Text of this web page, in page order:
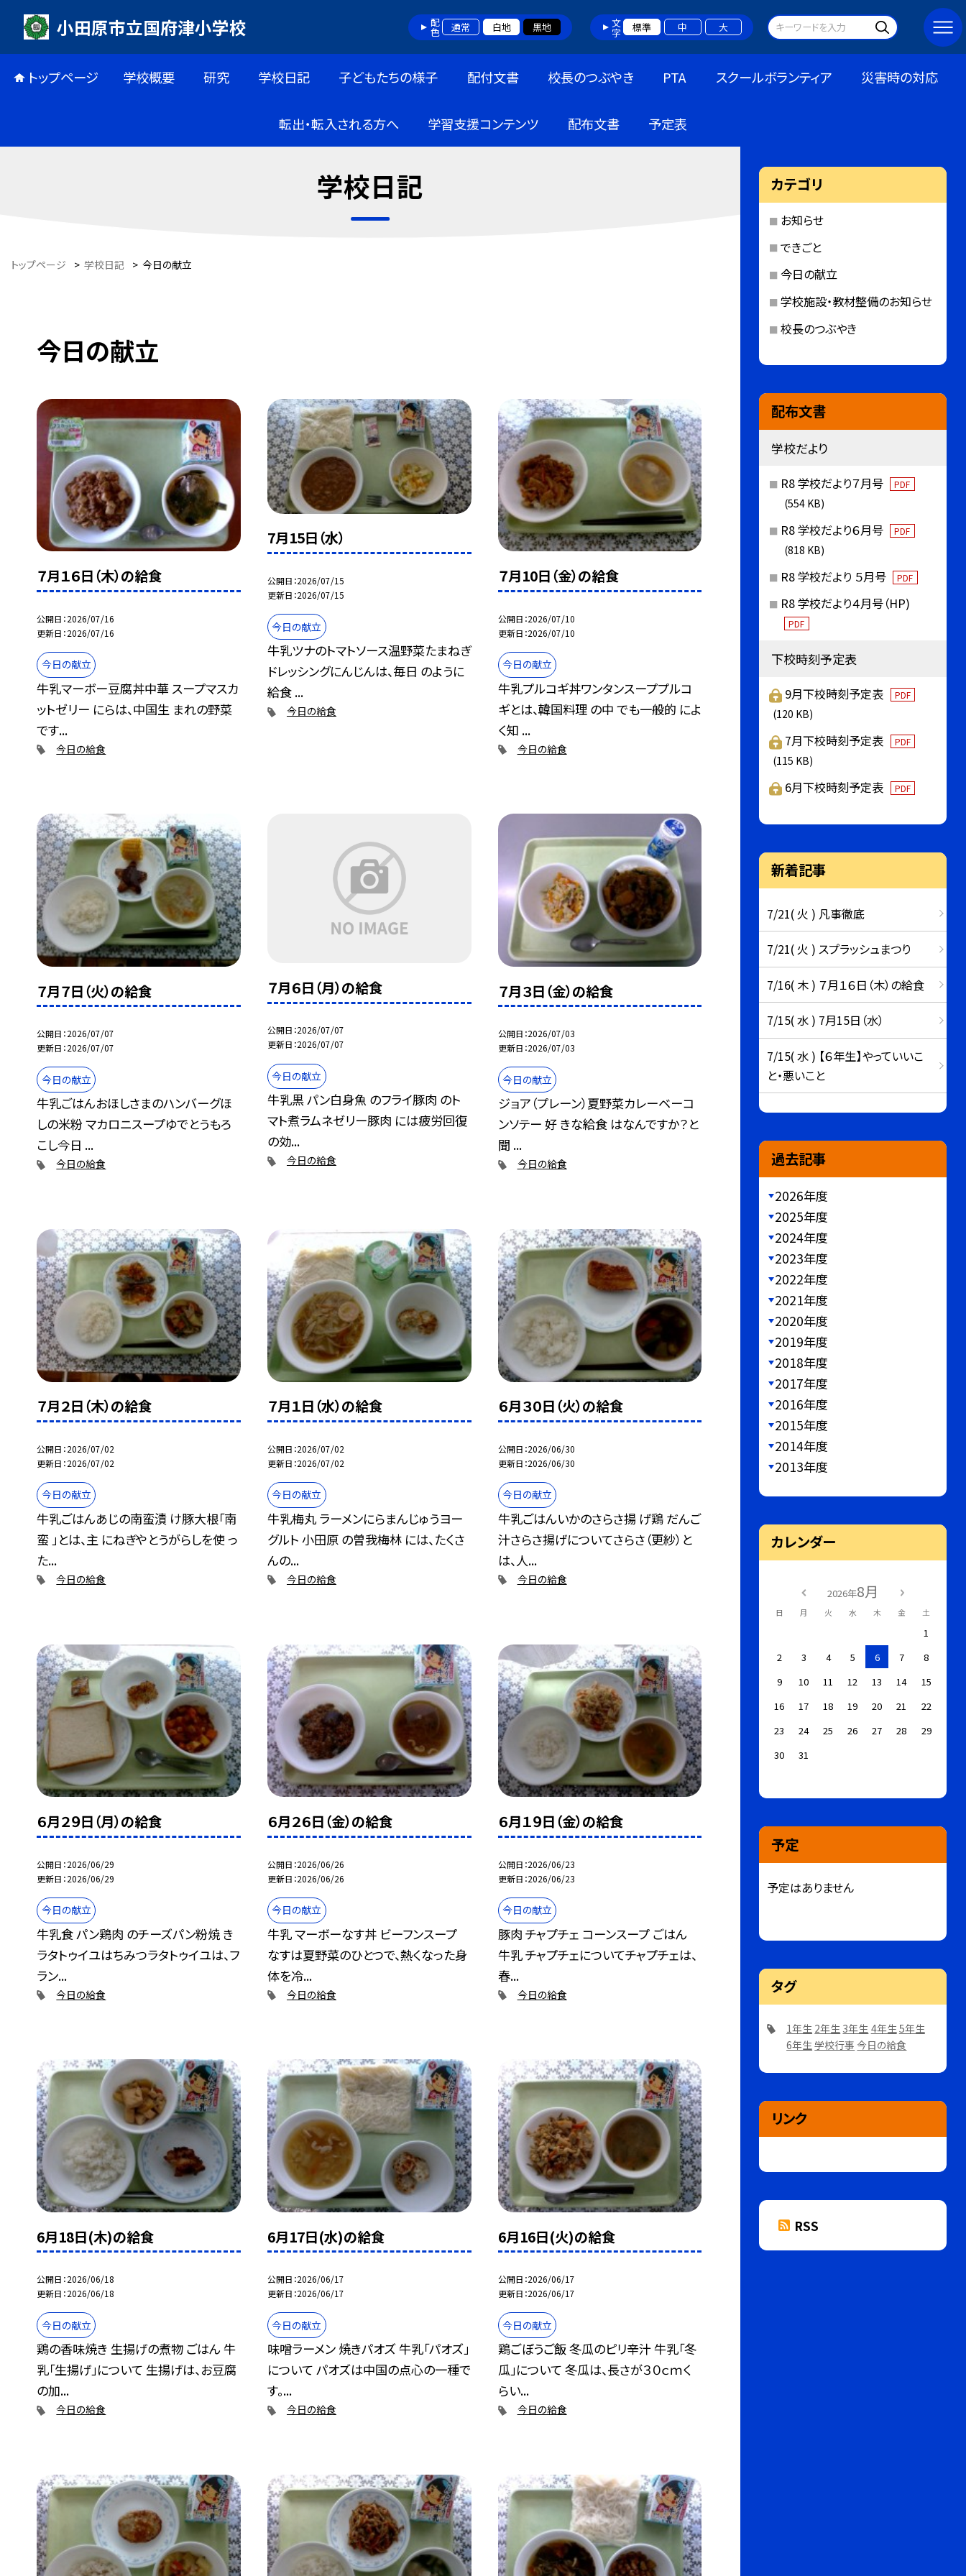
小田原市立国府津小学校 配色 通常 白地 黒地 文字 標準 中 大
トップページ 学校概要 研究 学校日記 子どもたちの様子 配付文書 校長のつぶやき PTA スクールボランティア 災害時の対応
転出・転入される方へ 学習支援コンテンツ 配布文書 予定表
学校日記
トップページ > 学校日記 > 今日の献立
今日の献立
７月１６日（木）の給食
公開日 2026/07/16
更新日 2026/07/16
今日の献立
牛乳マーボー豆腐丼中華 スープマスカ
ットゼリー にらは、中国生 まれの野菜
です...
今日の給食
7月15日（水）
公開日 2026/07/15
更新日 2026/07/15
今日の献立
牛乳ツナのトマトソース温野菜たまねぎ
ドレッシングにんじんは、毎日 のように
給食 ...
今日の給食
７月10日（金）の給食
公開日 2026/07/10
更新日 2026/07/10
今日の献立
牛乳プルコギ丼ワンタンスーププルコ
ギとは、韓国料理 の中 でも一般的 によ
く知 ...
今日の給食
７月７日（火）の給食
公開日 2026/07/07
更新日 2026/07/07
今日の献立
牛乳ごはんおほしさまのハンバーグほ
しの米粉 マカロニスープゆでとうもろ
こし今日 ...
今日の給食
７月６日（月）の給食
公開日 2026/07/07
更新日 2026/07/07
今日の献立
牛乳黒 パン白身魚 のフライ豚肉 のト
マト煮ラムネゼリー豚肉 には疲労回復
の効...
今日の給食
７月３日（金）の給食
公開日 2026/07/03
更新日 2026/07/03
今日の献立
ジョア（プレーン）夏野菜カレーベーコ
ンソテー 好 きな給食 はなんですか？と
聞 ...
今日の給食
７月２日（木）の給食
公開日 2026/07/02
更新日 2026/07/02
今日の献立
牛乳ごはんあじの南蛮漬 け豚大根「南
蛮 」とは、主 にねぎやとうがらしを使 っ
た...
今日の給食
７月１日（水）の給食
公開日 2026/07/02
更新日 2026/07/02
今日の献立
牛乳梅丸 ラーメンにらまんじゅうヨー
グルト 小田原 の曽我梅林 には、たくさ
んの...
今日の給食
６月３０日（火）の給食
公開日 2026/06/30
更新日 2026/06/30
今日の献立
牛乳ごはんいかのさらさ揚 げ鶏 だんご
汁さらさ揚げについてさらさ（更紗）と
は、人...
今日の給食
６月２９日（月）の給食
公開日 2026/06/29
更新日 2026/06/29
今日の献立
牛乳食 パン鶏肉 のチーズパン粉焼 き
ラタトゥイユはちみつラタトゥイユは、フ
ラン...
今日の給食
６月２６日（金）の給食
公開日 2026/06/26
更新日 2026/06/26
今日の献立
牛乳 マーボーなす丼 ビーフンスープ
なすは夏野菜のひとつで、熱くなった身
体を冷...
今日の給食
６月１９日（金）の給食
公開日 2026/06/23
更新日 2026/06/23
今日の献立
豚肉 チャプチェ コーンスープ ごはん
牛乳 チャプチェについてチャプチェは、
春...
今日の給食
6月18日(木)の給食
公開日 2026/06/18
更新日 2026/06/18
今日の献立
鶏の香味焼き 生揚げの煮物 ごはん 牛
乳「生揚げ」について 生揚げは、お豆腐
の加...
今日の給食
6月17日(水)の給食
公開日 2026/06/17
更新日 2026/06/17
今日の献立
味噌ラーメン 焼きパオズ 牛乳「パオズ」
について パオズは中国の点心の一種で
す。...
今日の給食
6月16日(火)の給食
公開日 2026/06/17
更新日 2026/06/17
今日の献立
鶏ごぼうご飯 冬瓜のピリ辛汁 牛乳「冬
瓜」について 冬瓜は、長さが３０ｃｍく
らい...
今日の給食
カテゴリ
お知らせ
できごと
今日の献立
学校施設・教材整備のお知らせ
校長のつぶやき
配布文書
学校だより
R8 学校だより７月号 PDF
(554 KB)
R8 学校だより６月号 PDF
(818 KB)
R8 学校だより ５月号 PDF
R8 学校だより４月号（HP)
PDF
下校時刻予定表
9月下校時刻予定表 PDF
(120 KB)
7月下校時刻予定表 PDF
(115 KB)
6月下校時刻予定表 PDF
新着記事
7/21( 火 ) 凡事徹底
7/21( 火 ) スプラッシュまつり
7/16( 木 ) ７月１６日（木）の給食
7/15( 水 ) 7月15日（水）
7/15( 水 ) 【６年生】やっていいこ
と・悪いこと
過去記事
2026年度
2025年度
2024年度
2023年度
2022年度
2021年度
2020年度
2019年度
2018年度
2017年度
2016年度
2015年度
2014年度
2013年度
カレンダー
2026年8月
日 月 火 水 木 金 土
1
2
3 4 5 6 7
8
9
10 11 12 13 14
15
16
17 18 19 20 21
22
23
24 25 26 27 28
29
30
31
予定
予定はありません
タグ
1年生 2年生 3年生 4年生 5年生
6年生 学校行事 今日の給食
リンク
RSS